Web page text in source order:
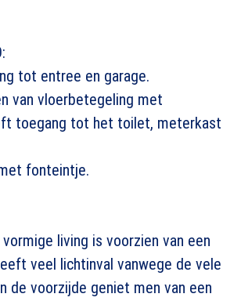
tot entree en garage.
van vloerbetegeling met
toegang tot het toilet, meterkast
fonteintje.
living is voorzien van een
veel lichtinval vanwege de vele
de voorzijde geniet men van een